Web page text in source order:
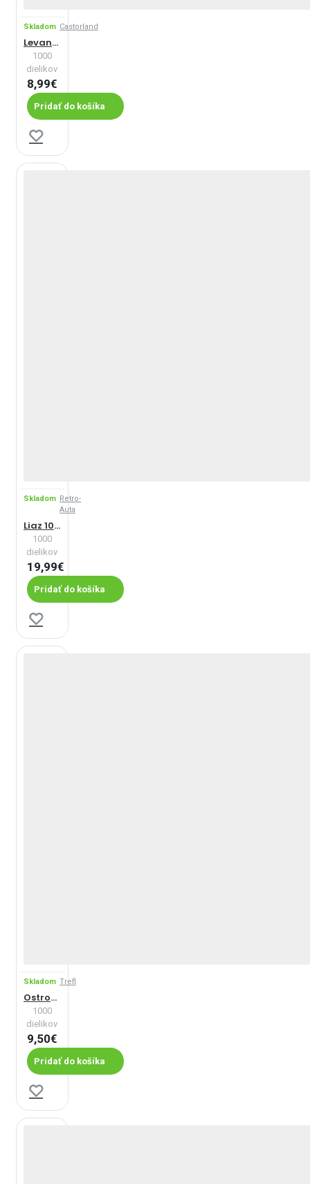
Skladom Castorland
Levanduľa v Provence
1000
dielikov
8,99€
Pridať do košíka
Skladom Retro-
Auta
Liaz 100.55 D pro Rallye Paříž-Dakar 1985
1000
dielikov
19,99€
Pridať do košíka
Skladom Trefl
Ostrov Procida v noci, Taliansko
1000
dielikov
9,50€
Pridať do košíka